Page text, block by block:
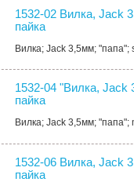
1532-02 Вилка, Jack
пайка
Вилка; Jack 3,5мм; "папа";
1532-04 "Вилка, Jack
пайка
Вилка; Jack 3,5мм;
1532-06 Вилка, Jack
пайка